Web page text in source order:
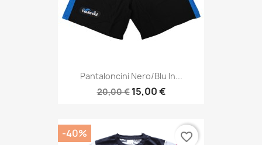
Pantaloncini Nero/blu In...
20,00 € 15,00 €
-40% favorite_border